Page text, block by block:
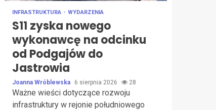
INFRASTRUKTURA WYDARZENIA
S11 zyska nowego
wykonawcę na odcinku
od Podgajów do
Jastrowia
Joanna Wróblewska 6 sierpnia 2026 28
Ważne wieści dotyczące rozwoju
infrastruktury w rejonie południowego